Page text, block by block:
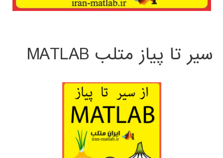
سیر تا پیاز متلب MATLAB